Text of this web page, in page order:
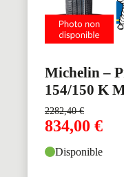
Michelin –
154/150 K
2282,40€
834,00 €
Disponible